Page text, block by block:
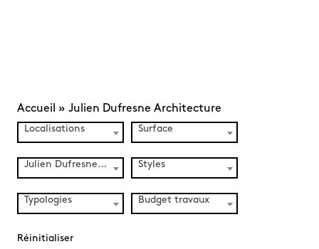
Accueil » Julien Dufresne Architecture
Localisations Surface
Julien Dufresne Architecture (5) Styles
Typologies Budget travaux
Réinitialiser